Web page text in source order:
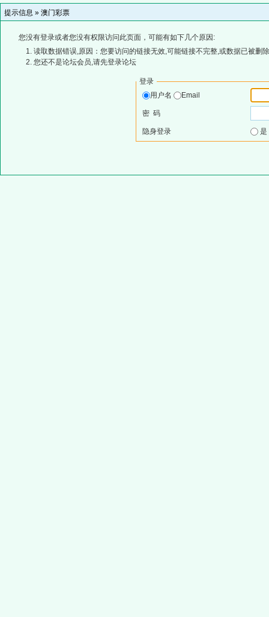
提示信息 » 澳门彩票
您没有登录或者您没有权限访问此页面，可能有如下几个原因:
读取数据错误,原因：您要访问的链接无效,可能链接不完整,或数据已被删
您还不是论坛会员,请先登录论坛
登录
用户名
Email
密 码
隐身登录